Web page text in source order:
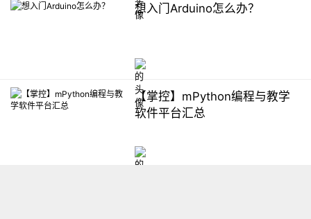
想入门Arduino怎么办？
【掌控】mPython编程与教学
软件平台汇总